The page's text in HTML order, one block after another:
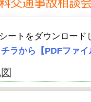
ートをダウンロー
ラから【PDFファイ